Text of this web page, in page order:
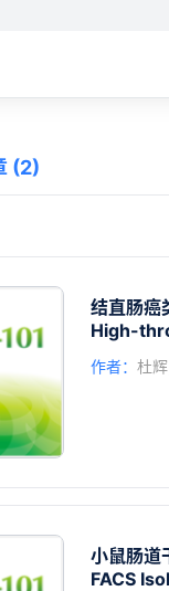
(2)
结直肠癌
High-
作者： 杜辉
小鼠肠道
FACS